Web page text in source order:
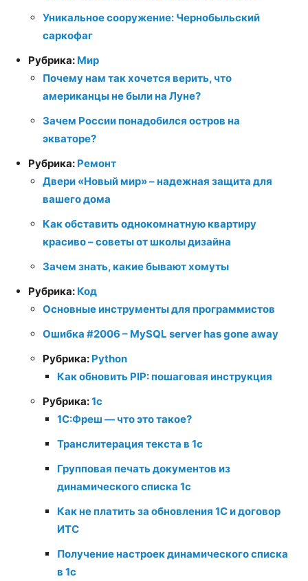
Уникальное сооружение: Чернобыльский
саркофаг
Рубрика: Мир
Почему нам так хочется верить, что
американцы не были на Луне?
Зачем России понадобился остров на
экваторе?
Рубрика: Ремонт
Двери «Новый мир» – надежная защита для
вашего дома
Как обставить однокомнатную квартиру
красиво – советы от школы дизайна
Зачем знать, какие бывают хомуты
Рубрика: Код
Основные инструменты для программистов
Ошибка #2006 – MySQL server has gone away
Рубрика: Python
Как обновить PIP: пошаговая инструкция
Рубрика:1с
1С:Фреш — что это такое?
Транслитерация текста в 1с
Групповая печать документов из
динамического списка 1с
Как не платить за обновления 1С и договор
ИТС
Получение настроек динамического списка
в 1с